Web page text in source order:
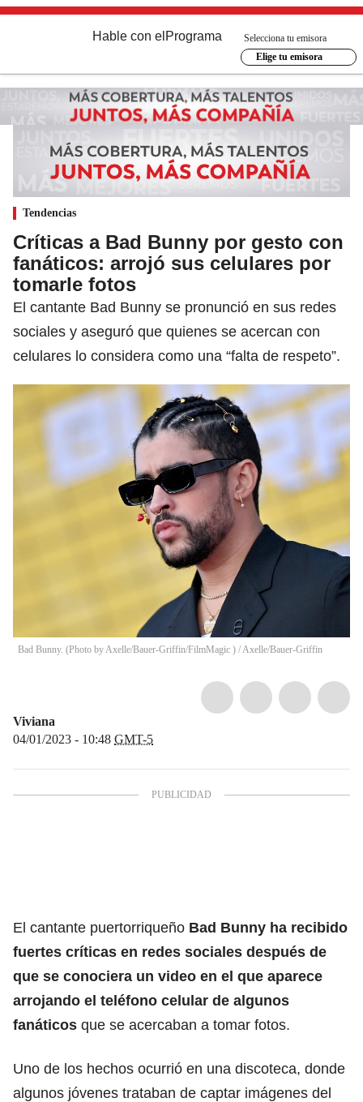
Hable con el Programa
Selecciona tu emisora
Elige tu emisora
Tendencias
Críticas a Bad Bunny por gesto con
fanáticos: arrojó sus celulares por
tomarle fotos
El cantante Bad Bunny se pronunció en sus redes
sociales y aseguró que quienes se acercan con
celulares lo considera como una “falta de respeto”.
Bad Bunny. (Photo by Axelle/Bauer-Griffin/FilmMagic ) /Axelle/Bauer-Griffin
Viviana
04/01/2023 - 10:48 GMT-5
El cantante puertorriqueño Bad Bunny ha recibido
fuertes críticas en redes sociales después de
que se conociera un video en el que aparece
arrojando el teléfono celular de algunos
fanáticos que se acercaban a tomar fotos.
Uno de los hechos ocurrió en una discoteca, donde
algunos jóvenes trataban de captar imágenes del